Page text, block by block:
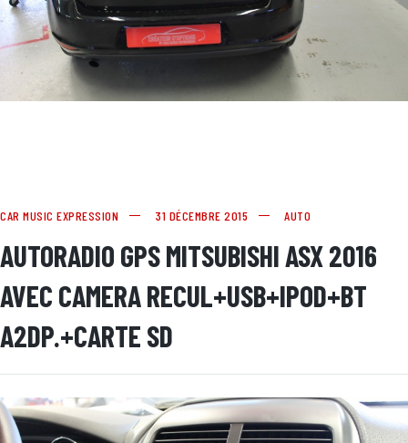
CAR MUSIC EXPRESSION 31 DÉCEMBRE 2015 AUTO
AUTORADIO GPS MITSUBISHI ASX 2016
AVEC CAMERA RECUL+USB+IPOD+BT
A2DP.+CARTE SD